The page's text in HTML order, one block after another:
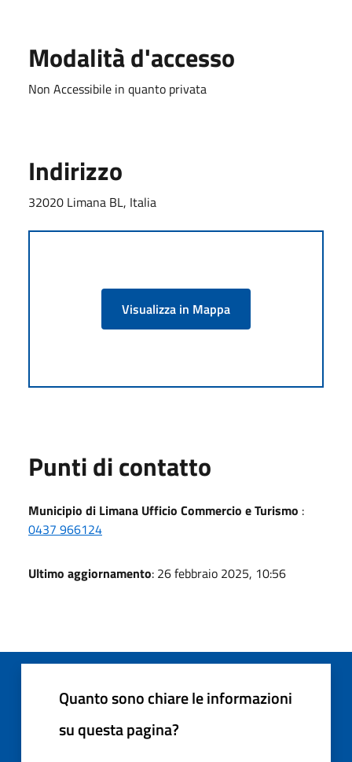
Modalità d'accesso
Non Accessibile in quanto privata
Indirizzo
32020 Limana BL, Italia
Visualizza in Mappa
Punti di contatto
Municipio di Limana Ufficio Commercio e Turismo :
0437 966124
Ultimo aggiornamento: 26 febbraio 2025, 10:56
Quanto sono chiare le informazioni
su questa pagina?